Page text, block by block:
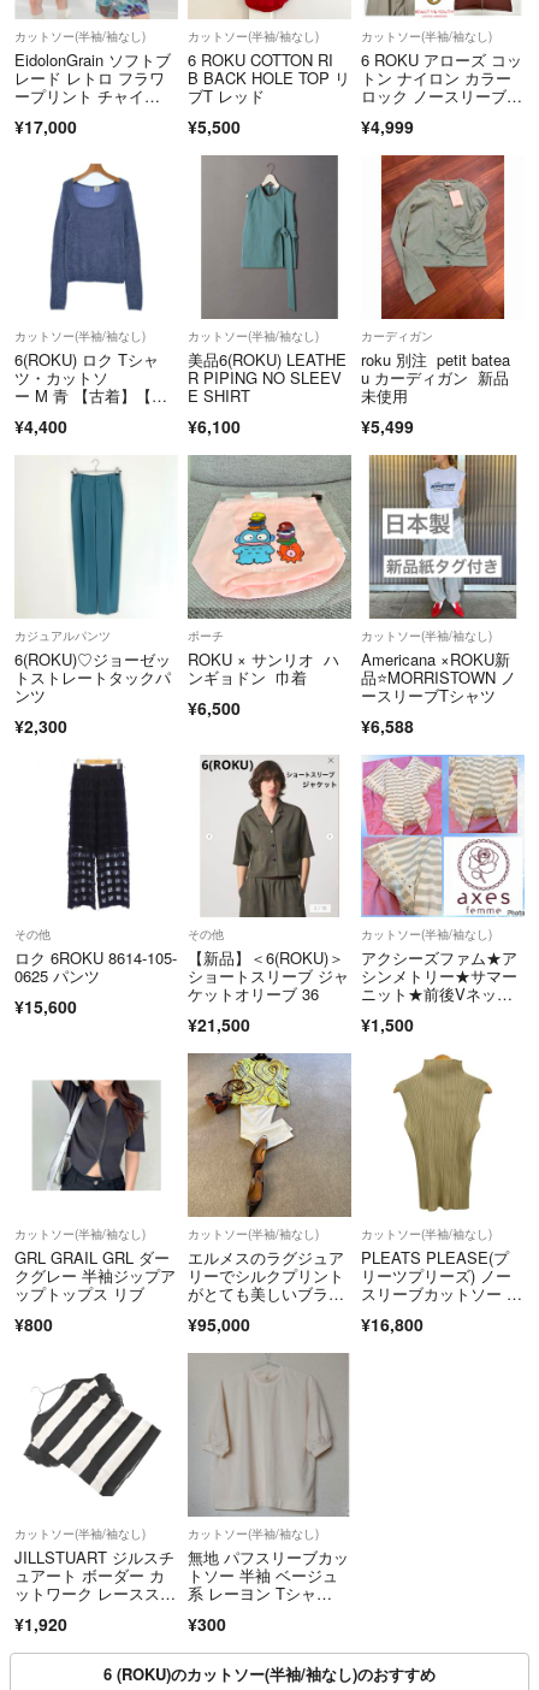
カットソー(半袖/袖なし)
EidolonGrain ソフトブ
レード レトロ フラワ
ープリント チャイ
¥17,000
カットソー(半袖/袖なし)
6 ROKU COTTON RI
B BACK HOLE TOP リ
ブT レッド
¥5,500
カットソー(半袖/袖なし)
6 ROKU アローズ コッ
トン ナイロン カラー
ロック ノースリーブ T
¥4,999
カットソー(半袖/袖なし)
6(ROKU) ロク Tシャ
ツ・カットソ
ー M 青 【古着】【中
¥4,400
カットソー(半袖/袖なし)
美品6(ROKU) LEATHE
R PIPING NO SLEEV
E SHIRT
¥6,100
カーディガン
roku 別注 petit batea
u カーディガン 新品
未使用
¥5,499
カジュアルパンツ
6(ROKU)♡ジョーゼッ
トストレートタックパ
ンツ
¥2,300
ポーチ
ROKU × サンリオ ハ
ンギョドン 巾着
¥6,500
カットソー(半袖/袖なし)
Americana ×ROKU新
品⭐️MORRISTOWN ノ
ースリーブTシャツ
¥6,588
その他
ロク 6ROKU 8614-105-
0625 パンツ
¥15,600
その他
【新品】＜6(ROKU)＞
ショートスリーブ ジャ
ケットオリーブ 36
¥21,500
カットソー(半袖/袖なし)
アクシーズファム★ア
シンメトリー★サマー
ニット★前後Vネック
ェアリーグランジ★ax
es★姫ロリ★フェミニ
¥1,500
カットソー(半袖/袖なし)
GRL GRAIL GRL ダー
クグレー 半袖ジップア
ップトップス リブ
¥800
カットソー(半袖/袖なし)
エルメスのラグジュア
リーでシルクプリント
がとても美しいブラウ
¥95,000
カットソー(半袖/袖なし)
PLEATS PLEASE(プ
リーツプリーズ) ノー
スリーブカットソー サ
品 - ベージュ ハイネ
¥16,800
カットソー(半袖/袖なし)
JILLSTUART ジルスチ
ュアート ボーダー カ
ットワーク レーススリ
白ｘ黒 ■◆ レディース
¥1,920
カットソー(半袖/袖なし)
無地 パフスリーブカッ
トソー 半袖 ベージュ
系 レーヨン Tシャ
¥300
6 (ROKU)のカットソー(半袖/袖なし)のおすすめ